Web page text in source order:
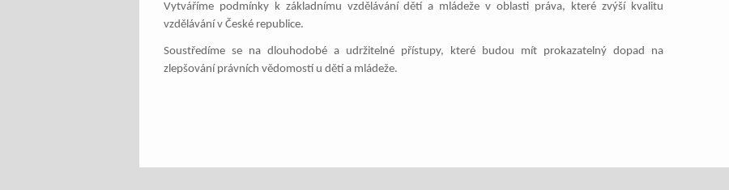
Vytváříme podmínky k základnímu vzdělávání dětí a mládeže v oblasti práva, které zvýší kvalitu
vzdělávání v České republice.
Soustředíme se na dlouhodobé a udržitelné přístupy, které budou mít prokazatelný dopad na
zlepšování právních vědomostí u dětí a mládeže.